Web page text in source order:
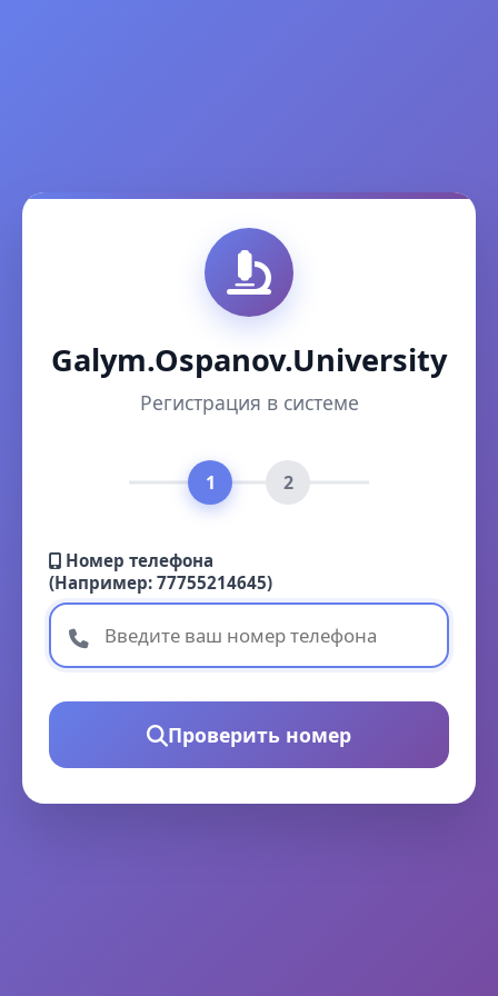
Galym.Ospanov.University
Регистрация в системе
1 2
Номер телефона
(Например: 77755214645)
Проверить номер